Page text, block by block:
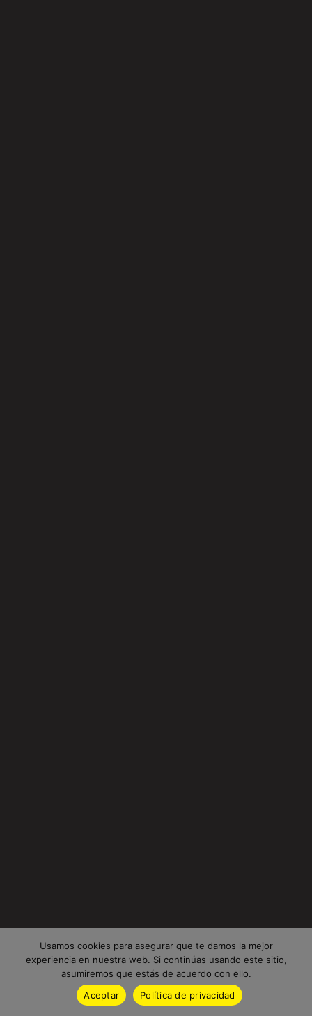
Usamos cookies para asegurar que te damos la mejor
experiencia en nuestra web. Si continúas usando este sitio,
asumiremos que estás de acuerdo con ello.
Aceptar
Política de privacidad